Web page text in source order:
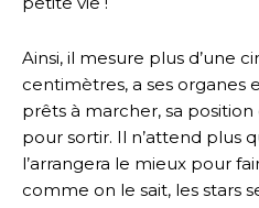
Ainsi, il mesure plus d’une
centimètres, a ses organes
prêts à marcher, sa
pour sortir. Il n’attend plus
l’arrangera le mieux pour
comme on le sait, les stars